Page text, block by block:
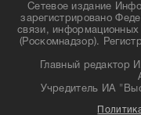
Сетевое издание
зарегистрировано
связи, информационных
(Роскомнадзор).
Главный редактор
Учредитель ИА